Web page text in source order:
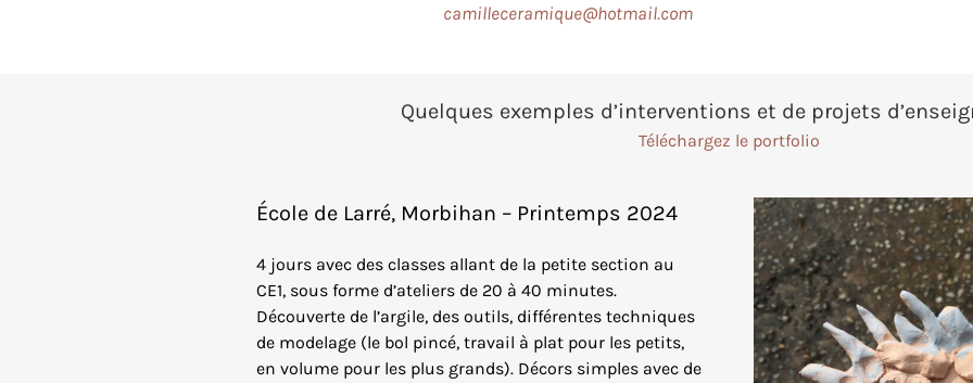
camilleceramique@hotmail.com
Quelques exemples d’interventions et de projets
Téléchargez le portfolio
École de Larré, Morbihan – Printemps 2024
4 jours avec des classes allant de la petite section au
CE1, sous forme d’ateliers de 20 à 40 minutes.
Découverte de l’argile, des outils, différentes techniques
de modelage (le bol pincé, travail à plat pour les petits,
en volume pour les plus grands). Décors simples avec de